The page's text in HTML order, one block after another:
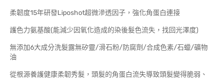
柔韌度15年研發Liposhot超微滲透因子，強化角蛋白連接
護色力氨基酸(能減少因氧化造成的染後髮色流失，找回光澤度)
無添加6大成分洗髮露無矽靈/滑石粉/防腐劑/合成色素/石蠟/礦物
油
從根源養護健康柔韌秀髮，頭髮的角蛋白流失導致頭髮變得脆弱、